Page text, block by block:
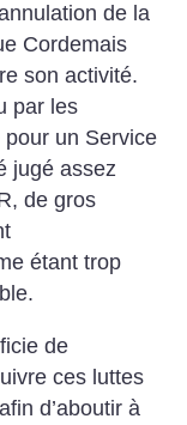
de la
Cordemais
son activité.
par les
un Service
jugé assez
de gros
étant trop
de
ces luttes
d’aboutir à